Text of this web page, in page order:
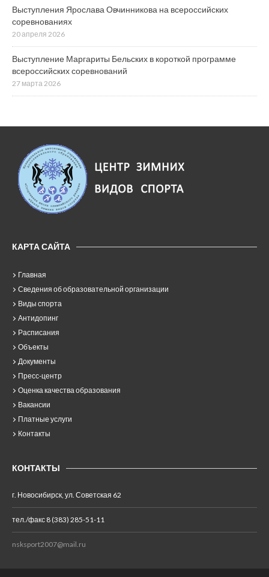
Выступления Ярослава Овчинникова на всероссийских
соревнованиях
20 апреля 2026
Выступление Маргариты Бельских в короткой программе
всероссийских соревнований
27 марта 2026
КАРТА САЙТА
Главная
Сведения об образовательной организации
Виды спорта
Антидопинг
Расписания
Объекты
Документы
Пресс-центр
Оценка качества образования
Вакансии
Платные услуги
Контакты
КОНТАКТЫ
г. Новосибирск, ул. Советская 62
тел./факс 8 (383) 285-51-11
nsksport2007@mail.ru